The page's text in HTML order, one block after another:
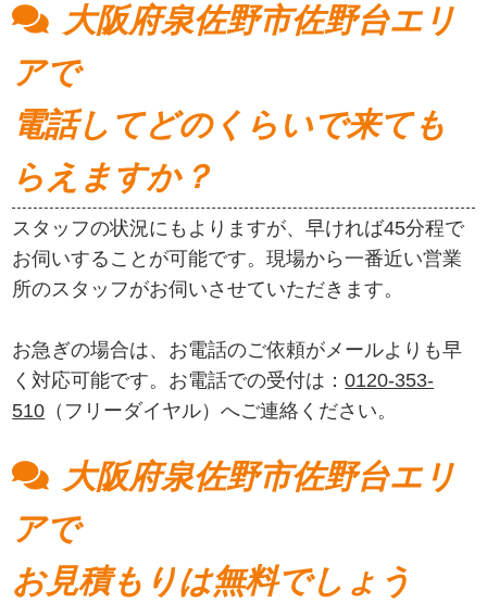
大阪府泉佐野市佐野台エリ
アで
電話してどのくらいで来ても
らえますか？
スタッフの状況にもよりますが、早ければ45分程で
お伺いすることが可能です。現場から一番近い営業
所のスタッフがお伺いさせていただきます。
お急ぎの場合は、お電話のご依頼がメールよりも早
く対応可能です。お電話での受付は：0120-353-
510 （フリーダイヤル）へご連絡ください。
大阪府泉佐野市佐野台エリ
アで
お見積もりは無料でしょう